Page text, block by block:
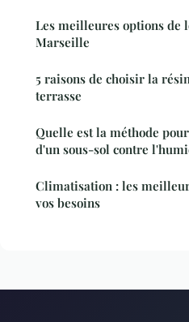
Les meilleures options de
Marseille
5 raisons de choisir la
terrasse
Quelle est la méthode
d'un sous-sol contre
Climatisation : les
vos besoins